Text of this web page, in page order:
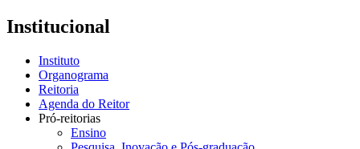
Institucional
Instituto
Organograma
Reitoria
Agenda do Reitor
Pró-reitorias
Ensino